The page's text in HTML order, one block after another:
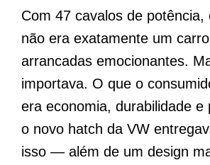
Com 47 cavalos de potência,
não era exatamente um
arrancadas emocionantes.
importava. O que o
era economia, durabilidade e
o novo hatch da VW
isso — além de um design